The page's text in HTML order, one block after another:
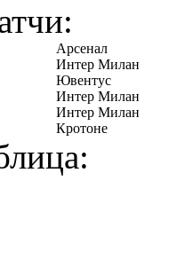
Арсенал
Интер Милан
Ювентус
Интер Милан
Интер Милан
Кротоне